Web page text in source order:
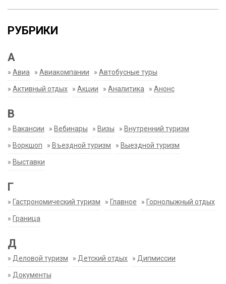
РУБРИКИ
А
» Авиа » Авиакомпании » Автобусные туры
» Активный отдых » Акции » Аналитика » Анонс
В
» Вакансии » Вебинары » Визы » Внутренний туризм
» Воркшоп » Въездной туризм » Выездной туризм
» Выставки
Г
» Гастрономический туризм » Главное » Горнолыжный отдых
» Граница
Д
» Деловой туризм » Детский отдых » Дипмиссии
» Документы